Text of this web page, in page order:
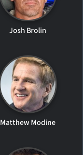
Josh Brolin
Matthew Modine